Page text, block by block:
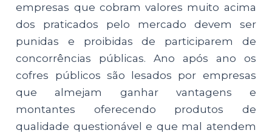
empresas que cobram valores muito acima
dos praticados pelo mercado devem ser
punidas e proibidas de participarem de
concorrências públicas. Ano após ano os
cofres públicos são lesados por empresas
que almejam ganhar vantagens e
montantes oferecendo produtos de
qualidade questionável e que mal atendem